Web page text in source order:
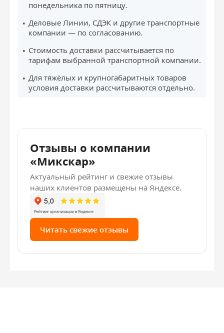
понедельника по пятницу.
Деловые Линии, СДЭК и другие транспортные
компании — по согласованию.
Стоимость доставки рассчитывается по
тарифам выбранной транспортной компании.
Для тяжёлых и крупногабаритных товаров
условия доставки рассчитываются отдельно.
Отзывы о компании
«Микскар»
Актуальный рейтинг и свежие отзывы
наших клиентов размещены на Яндексе.
Читать свежие отзывы